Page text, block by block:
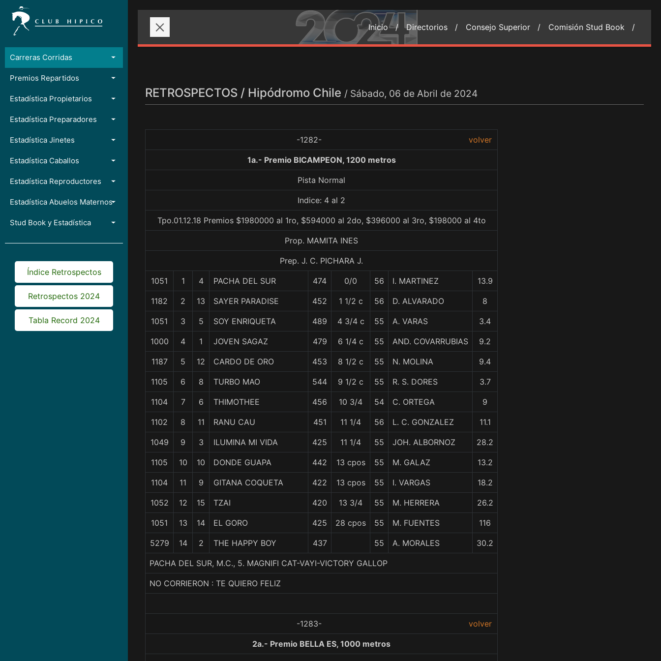
Carreras Corridas
Premios Repartidos
Estadística Propietarios
Estadística Preparadores
Estadística Jinetes
Estadística Caballos
Estadística Reproductores
Estadística Abuelos Maternos
Stud Book y Estadística
Índice Retrospectos
Retrospectos 2024
Tabla Record 2024
Inicio / Directorios / Consejo Superior / Comisión Stud Book /
RETROSPECTOS / Hipódromo Chile / Sábado, 06 de Abril de 2024
-1282- volver
1a.- Premio BICAMPEON, 1200 metros
Pista Normal
Indice: 4 al 2
Tpo.01.12.18 Premios $1980000 al 1ro, $594000 al 2do, $396000 al 3ro, $198000 al 4to
Prop. MAMITA INES
Prep. J. C. PICHARA J.
1051 1 4 PACHA DEL SUR 474 0/0 56 I. MARTINEZ 13.9
1182 2 13 SAYER PARADISE 452 1 1/2 c 56 D. ALVARADO 8
1051 3 5 SOY ENRIQUETA 489 4 3/4 c 55 A. VARAS 3.4
1000 4 1 JOVEN SAGAZ 479 6 1/4 c 55 AND. COVARRUBIAS 9.2
1187 5 12 CARDO DE ORO 453 8 1/2 c 55 N. MOLINA 9.4
1105 6 8 TURBO MAO 544 9 1/2 c 55 R. S. DORES 3.7
1104 7 6 THIMOTHEE 456 10 3/4 54 C. ORTEGA 9
1102 8 11 RANU CAU 451 11 1/4 56 L. C. GONZALEZ 11.1
1049 9 3 ILUMINA MI VIDA 425 11 1/4 55 JOH. ALBORNOZ 28.2
1105 10 10 DONDE GUAPA 442 13 cpos 55 M. GALAZ 13.2
1104 11 9 GITANA COQUETA 422 13 cpos 55 I. VARGAS 18.2
1052 12 15 TZAI 420 13 3/4 55 M. HERRERA 26.2
1051 13 14 EL GORO 425 28 cpos 55 M. FUENTES 116
5279 14 2 THE HAPPY BOY 437 55 A. MORALES 30.2
PACHA DEL SUR, M.C., 5. MAGNIFI CAT-VAYI-VICTORY GALLOP
NO CORRIERON : TE QUIERO FELIZ
-1283- volver
2a.- Premio BELLA ES, 1000 metros